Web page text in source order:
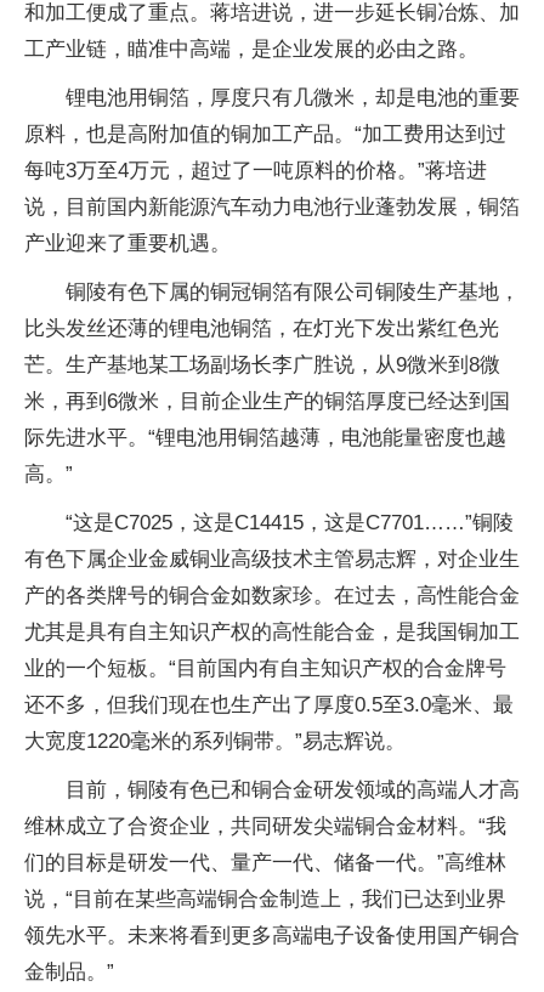
和加工便成了重点。蒋培进说，进一步延长铜冶炼、加
工产业链，瞄准中高端，是企业发展的必由之路。
锂电池用铜箔，厚度只有几微米，却是电池的重要
原料，也是高附加值的铜加工产品。“加工费用达到过
每吨3万至4万元，超过了一吨原料的价格。”蒋培进
说，目前国内新能源汽车动力电池行业蓬勃发展，铜箔
产业迎来了重要机遇。
铜陵有色下属的铜冠铜箔有限公司铜陵生产基地，
比头发丝还薄的锂电池铜箔，在灯光下发出紫红色光
芒。生产基地某工场副场长李广胜说，从9微米到8微
米，再到6微米，目前企业生产的铜箔厚度已经达到国
际先进水平。“锂电池用铜箔越薄，电池能量密度也越
高。”
“这是C7025，这是C14415，这是C7701……”铜陵
有色下属企业金威铜业高级技术主管易志辉，对企业生
产的各类牌号的铜合金如数家珍。在过去，高性能合金
尤其是具有自主知识产权的高性能合金，是我国铜加工
业的一个短板。“目前国内有自主知识产权的合金牌号
还不多，但我们现在也生产出了厚度0.5至3.0毫米、最
大宽度1220毫米的系列铜带。”易志辉说。
目前，铜陵有色已和铜合金研发领域的高端人才高
维林成立了合资企业，共同研发尖端铜合金材料。“我
们的目标是研发一代、量产一代、储备一代。”高维林
说，“目前在某些高端铜合金制造上，我们已达到业界
领先水平。未来将看到更多高端电子设备使用国产铜合
金制品。”